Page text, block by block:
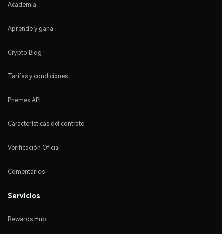
Academia
Aprende y gana
Crypto Blog
Tarifas y condiciones
Phemex API
Características del contrato
Verificación Oficial
Comentarios
Servicios
Rewards Hub